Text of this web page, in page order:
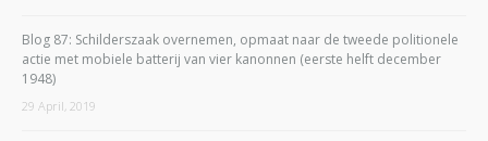
Blog 87: Schilderszaak overnemen, opmaat naar de tweede politionele
actie met mobiele batterij van vier kanonnen (eerste helft december
1948)
29 April, 2019